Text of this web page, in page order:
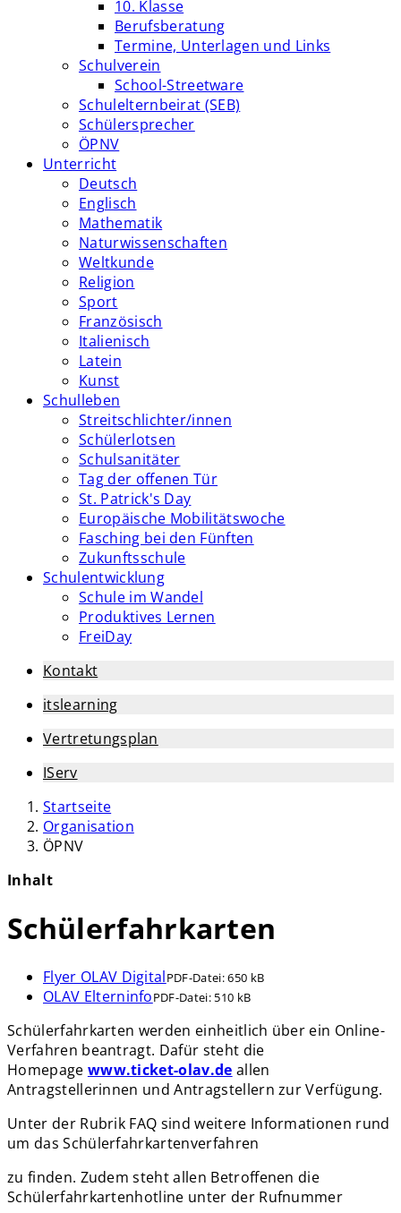
10. Klasse
Berufsberatung
Termine, Unterlagen und Links
Schulverein
School-Streetware
Schulelternbeirat (SEB)
Schülersprecher
ÖPNV
Unterricht
Deutsch
Englisch
Mathematik
Naturwissenschaften
Weltkunde
Religion
Sport
Französisch
Italienisch
Latein
Kunst
Schulleben
Streitschlichter/innen
Schülerlotsen
Schulsanitäter
Tag der offenen Tür
St. Patrick's Day
Europäische Mobilitätswoche
Fasching bei den Fünften
Zukunftsschule
Schulentwicklung
Schule im Wandel
Produktives Lernen
FreiDay
Kontakt
itslearning
Vertretungsplan
IServ
Startseite
Organisation
ÖPNV
Inhalt
Schülerfahrkarten
Flyer OLAV DigitalPDF-Datei:650 kB
OLAV ElterninfoPDF-Datei: 510 kB
Schülerfahrkarten werden einheitlich über ein Online-
Verfahren beantragt. Dafür steht die
Homepage www.ticket-olav.de allen
Antragstellerinnen und Antragstellern zur Verfügung.
Unter der Rubrik FAQ sind weitere Informationen rund
um das Schülerfahrkartenverfahren
zu finden. Zudem steht allen Betroffenen die
Schülerfahrkartenhotline unter der Rufnummer